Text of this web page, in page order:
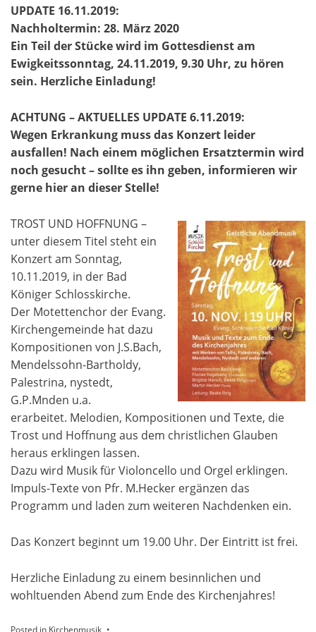
UPDATE 16.11.2019:
Nachholtermin: 28. März 2020
Ein Teil der Stücke wird im Gottesdienst am
Ewigkeitssonntag, 24.11.2019, 9.30 Uhr, zu hören
sein. Herzliche Einladung!
ACHTUNG – AKTUELLES UPDATE 6.11.2019:
Wegen Erkrankung muss das Konzert leider
ausfallen! Nach einem möglichen Ersatztermin wird
noch gesucht – sollte es ihn geben, informieren wir
gerne hier an dieser Stelle!
TROST UND HOFFNUNG –
unter diesem Titel steht ein
Konzert am Sonntag,
10.11.2019, in der Bad
Königer Schlosskirche.
Der Motettenchor der Evang.
Kirchengemeinde hat dazu
Kompositionen von J.S.Bach,
Mendelssohn-Bartholdy,
Palestrina, nystedt,
G.P.Mnden u.a.
erarbeitet. Melodien, Kompositionen und Texte, die
Trost und Hoffnung aus dem christlichen Glauben
heraus erklingen lassen.
Dazu wird Musik für Violoncello und Orgel erklingen.
Impuls-Texte von Pfr. M.Hecker ergänzen das
Programm und laden zum weiteren Nachdenken ein.
Das Konzert beginnt um 19.00 Uhr. Der Eintritt ist frei.
Herzliche Einladung zu einem besinnlichen und
wohltuenden Abend zum Ende des Kirchenjahres!